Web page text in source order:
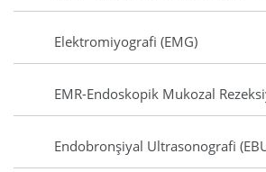
Elektromiyografi (EMG)
EMR-Endoskopik Mukozal
Endobronşiyal Ultrasonografi